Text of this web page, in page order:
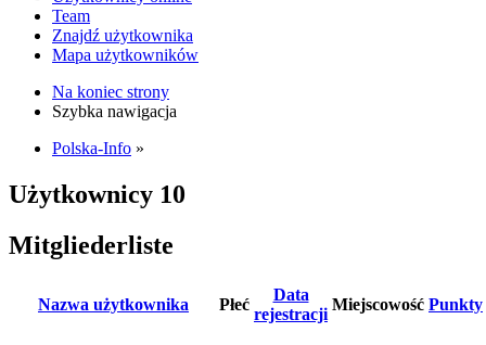
Team
Znajdź użytkownika
Mapa użytkowników
Na koniec strony
Szybka nawigacja
Polska-Info »
Użytkownicy 10
Mitgliederliste
Nazwa użytkownika Płeć
Data
rejestracji
Miejscowość Punkty